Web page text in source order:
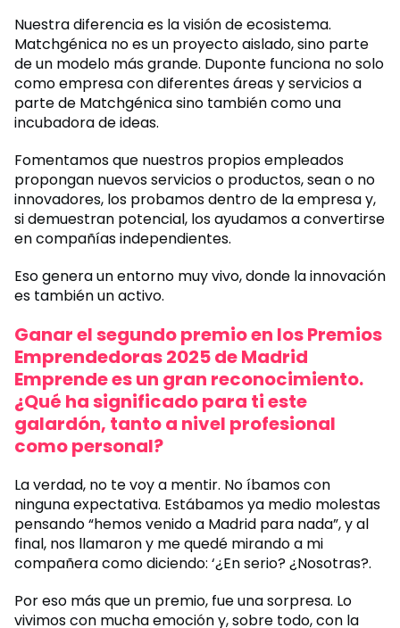
Nuestra diferencia es la visión de ecosistema.
Matchgénica no es un proyecto aislado, sino parte
de un modelo más grande. Duponte funciona no solo
como empresa con diferentes áreas y servicios a
parte de Matchgénica sino también como una
incubadora de ideas.
Fomentamos que nuestros propios empleados
propongan nuevos servicios o productos, sean o no
innovadores, los probamos dentro de la empresa y,
si demuestran potencial, los ayudamos a convertirse
en compañías independientes.
Eso genera un entorno muy vivo, donde la innovación
es también un activo.
Ganar el segundo premio en los Premios
Emprendedoras 2025 de Madrid
Emprende es un gran reconocimiento.
¿Qué ha significado para ti este
galardón, tanto a nivel profesional
como personal?
La verdad, no te voy a mentir. No íbamos con
ninguna expectativa. Estábamos ya medio molestas
pensando “hemos venido a Madrid para nada”, y al
final, nos llamaron y me quedé mirando a mi
compañera como diciendo: ‘¿En serio? ¿Nosotras?.
Por eso más que un premio, fue una sorpresa. Lo
vivimos con mucha emoción y, sobre todo, con la